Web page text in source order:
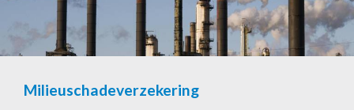
Milieuschadeverzekering